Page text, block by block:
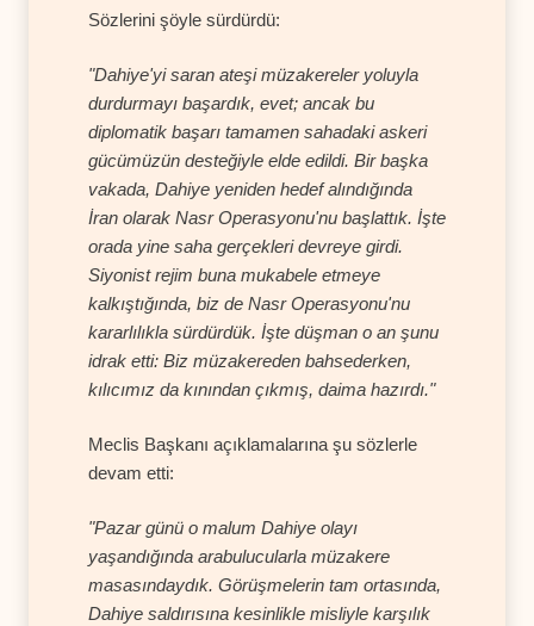
Sözlerini şöyle sürdürdü:
"Dahiye'yi saran ateşi müzakereler yoluyla
durdurmayı başardık, evet; ancak bu
diplomatik başarı tamamen sahadaki askeri
gücümüzün desteğiyle elde edildi. Bir başka
vakada, Dahiye yeniden hedef alındığında
İran olarak Nasr Operasyonu'nu başlattık. İşte
orada yine saha gerçekleri devreye girdi.
Siyonist rejim buna mukabele etmeye
kalkıştığında, biz de Nasr Operasyonu'nu
kararlılıkla sürdürdük. İşte düşman o an şunu
idrak etti: Biz müzakereden bahsederken,
kılıcımız da kınından çıkmış, daima hazırdı."
Meclis Başkanı açıklamalarına şu sözlerle
devam etti:
"Pazar günü o malum Dahiye olayı
yaşandığında arabulucularla müzakere
masasındaydık. Görüşmelerin tam ortasında,
Dahiye saldırısına kesinlikle misliyle karşılık